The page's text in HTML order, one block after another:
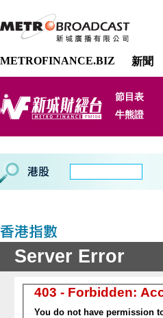
METROFINANCE.BIZ 新聞
節目表
牛熊證